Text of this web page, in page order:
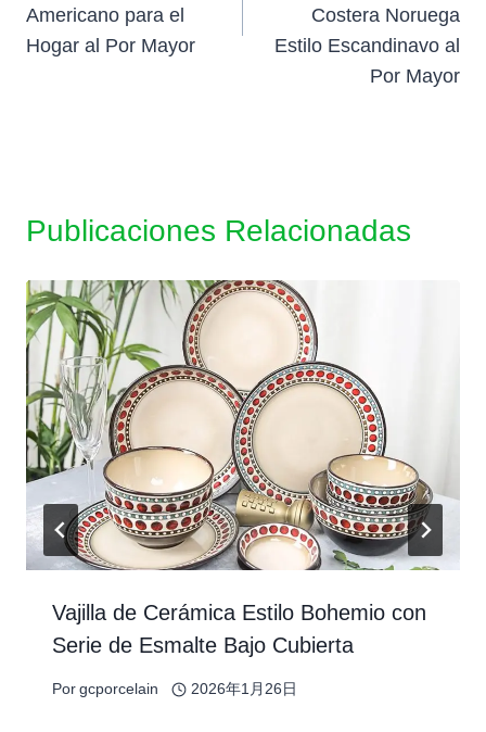
Americano para el
Hogar al Por Mayor
Costera Noruega
Estilo Escandinavo al
Por Mayor
Publicaciones Relacionadas
Vajilla de Cerámica Estilo Bohemio con
Serie de Esmalte Bajo Cubierta
Porgcporcelain 2026年1月26日